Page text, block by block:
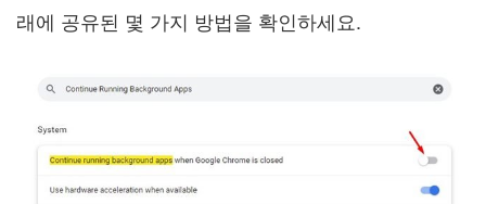
래에 공유된 몇 가지 방법을 확인하세요.